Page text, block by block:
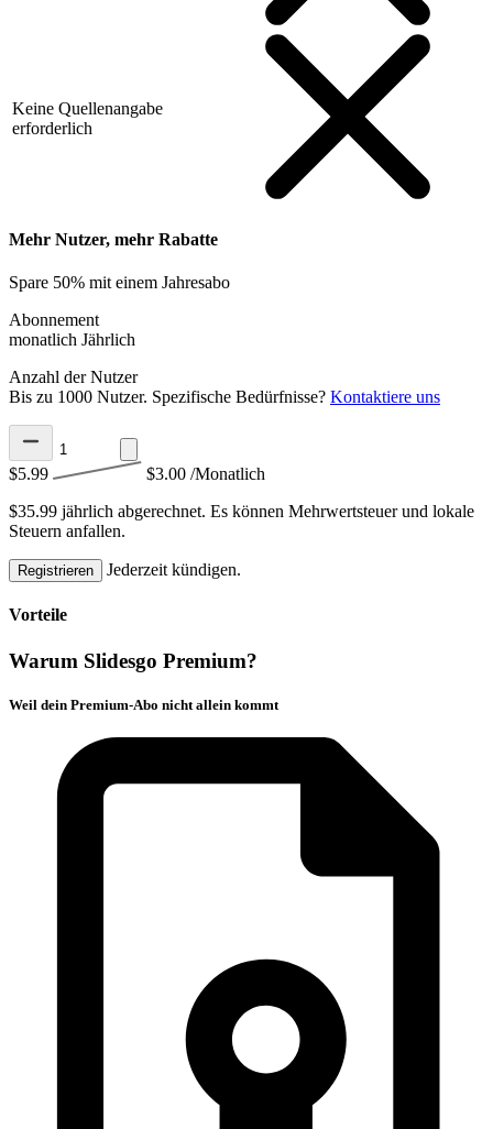
Keine Quellenangabe
erforderlich
Mehr Nutzer, mehr Rabatte
Spare 50% mit einem Jahresabo
Abonnement
monatlich Jährlich
Anzahl der Nutzer
Bis zu 1000 Nutzer. Spezifische Bedürfnisse? Kontaktiere uns
$5.99 $3.00 /Monatlich
$35.99 jährlich abgerechnet. Es können Mehrwertsteuer und lokale
Steuern anfallen.
Registrieren Jederzeit kündigen.
Vorteile
Warum Slidesgo Premium?
Weil dein Premium-Abo nicht allein kommt